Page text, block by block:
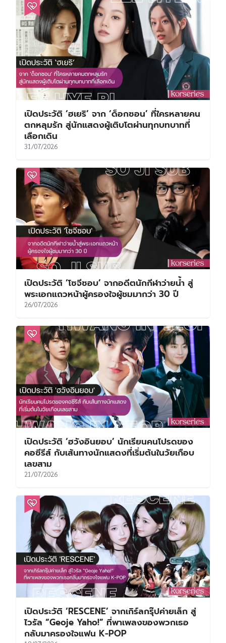
เปิดประวัติ ‘ฮเยริ’ จาก ‘ด็อกซอน’ ที่ใครหลายคน
ตกหลุมรัก สู่นักแสดงผู้เติบโตผ่านทุกบทบาทที่
เลือกเดิน
31/07/2026
เปิดประวัติ ‘โซจีซอบ’ จากอดีตนักกีฬาว่ายน้ำ สู่
พระเอกแถวหน้าผู้ครองใจผู้ชมมากว่า 30 ปี
26/07/2026
เปิดประวัติ ‘ฮวังอินยอบ’ นักเรียนคนโปรดของ
คอซีรีส์ กับเส้นทางนักแสดงที่เริ่มต้นในวัยเกือบ
เลขสาม
21/07/2026
เปิดประวัติ ‘RESCENE’ จากเกิร์ลกรุ๊ปค่ายเล็ก สู่
ไวรัล “Geoje Yaho!” ที่พาเพลงของพวกเธอ
กลับมาครองใจแฟน K-POP